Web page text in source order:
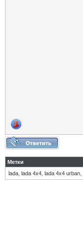
Метки
lada lada 4x4 lada 4x4 urban